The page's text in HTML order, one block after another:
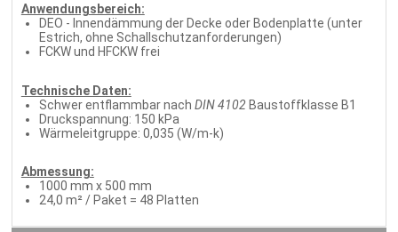
Anwendungsbereich:
DEO - Innendämmung der Decke oder Bodenplatte (unter
Estrich, ohne Schallschutzanforderungen)
FCKW und HFCKW frei
Technische Daten:
Schwer entflammbar nach DIN 4102 Baustoffklasse B1
Druckspannung: 150 kPa
Wärmeleitgruppe: 0,035 (W/m-k)
Abmessung:
1000 mm x 500 mm
24,0 m² / Paket = 48 Platten